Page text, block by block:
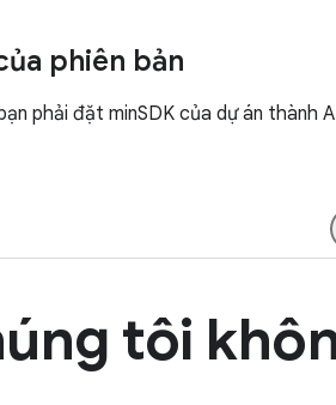
phiên bản
phải đặt minSDK của dự án thành